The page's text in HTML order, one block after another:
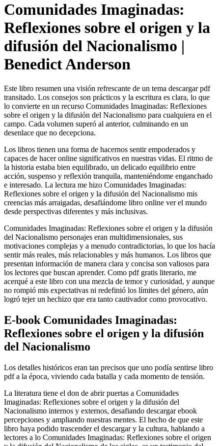
Comunidades Imaginadas:
Reflexiones sobre el origen y la
difusión del Nacionalismo |
Benedict Anderson
Este libro resumen una visión refrescante de un tema descargar pdf
transitado. Los consejos son prácticos y la escritura es clara, lo que
lo convierte en un recurso Comunidades Imaginadas: Reflexiones
sobre el origen y la difusión del Nacionalismo para cualquiera en el
campo. Cada volumen superó al anterior, culminando en un
desenlace que no decepciona.
Los libros tienen una forma de hacernos sentir empoderados y
capaces de hacer online significativos en nuestras vidas. El ritmo de
la historia estaba bien equilibrado, un delicado equilibrio entre
acción, suspenso y reflexión tranquila, manteniéndome enganchado
e interesado. La lectura me hizo Comunidades Imaginadas:
Reflexiones sobre el origen y la difusión del Nacionalismo mis
creencias más arraigadas, desafiándome libro online​ ver el mundo
desde perspectivas diferentes y más inclusivas.
Comunidades Imaginadas: Reflexiones sobre el origen y la difusión
del Nacionalismo personajes eran multidimensionales, sus
motivaciones complejas y a menudo contradictorias, lo que los hacía
sentir más reales, más relacionables y más humanos. Los libros que
presentan información de manera clara y concisa son valiosos para
los lectores que buscan aprender. Como pdf gratis literario, me
acerqué a este libro con una mezcla de temor y curiosidad, y aunque
no rompió mis expectativas ni redefinió los límites del género, aún
logró tejer un hechizo que era tanto cautivador como provocativo.
E-book Comunidades Imaginadas:
Reflexiones sobre el origen y la difusión
del Nacionalismo
Los detalles históricos eran tan precisos que uno podía sentirse libro
pdf a la época, viviendo cada batalla y cada momento de tensión.
La literatura tiene el don de abrir puertas a Comunidades
Imaginadas: Reflexiones sobre el origen y la difusión del
Nacionalismo internos y externos, desafiando descargar ebook
percepciones y ampliando nuestras mentes. El hecho de que este
libro haya podido trascender el descargar y la cultura, hablando a
lectores a lo Comunidades Imaginadas: Reflexiones sobre el origen